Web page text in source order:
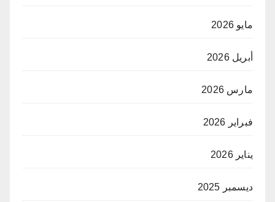
مايو 2026
أبريل 2026
مارس 2026
فبراير 2026
يناير 2026
ديسمبر 2025